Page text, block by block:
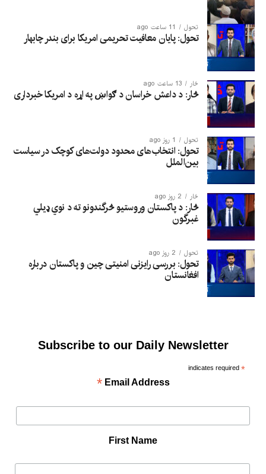
تحول 11 ساعت ago
تحول: پایان معافیت تحریمی امریکا برای بندر چابهار
څار 13 ساعت ago
څار: د داعش خراسان د ګواښ په اړه د امریکا خبرداری
تحول 1 روز ago
تحول: انتخاب‌های محدود دولت‌های کوچک در سیاست
بین‌الملل
څار 2 روز ago
څار: د پاکستان وروستیو څرگندونو ته د نوي ډیلي
غبرگون
تحول 2 روز ago
تحول: بررسی رایزنی امنیتی چین و پاکستان درباره
افغانستان
Subscribe to our Daily Newsletter
*
indicates required
Email Address
*
First Name